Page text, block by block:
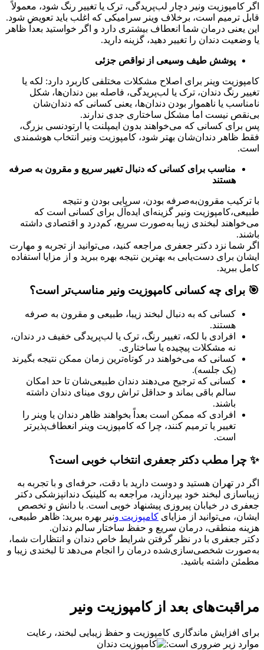
اگر کامپوزیت ونیر دچار لب‌پریدگی، ترک یا تغییر رنگ شود، معمولاً
قابل ترمیم است، برخلاف وینر سرامیکی که اغلب باید تعویض شود.
این یعنی درمان شما انعطاف بیشتری دارد و اگر خواستید بعداً ظاهر
یا وضعیت دندان را تغییر دهید، گزینه دارید.
پوشش طیف وسیعی از نواقص جزئی
کامپوزیت وینر برای اصلاح مشکلات مختلفی کاربرد دارد: لکه یا
تغییر رنگ دندان، ترک یا لب‌پریدگی، فاصله بین دندان‌ها، شکل
نامناسب یا ناهموار بودن دندان‌ها، یعنی کسانی که دندان‌شان
بی‌نقص نیست اما مشکل ساختاری جدی ندارند.
پس برای کسانی که می‌خواهند بدون ایمپلنت یا ارتودنسی بزرگ،
فقط ظاهر دندان‌شان بهتر شود، کامپوزیت ونیر انتخاب هوشمندی
است.
مناسب برای کسانی که دنبال تغییر سریع و مقرون به صرفه
هستند
با ترکیب مقرون‌به‌صرفه بودن، سرپایی بودن و نتیجه
طبیعی،کامپوزیت ونیر گزینه‌ای ایده‌آل برای کسانی است که
می‌خواهند لبخندی زیبا به‌صورت سریع، کم‌درد و اقتصادی داشته
باشند.
اگر شما نزد دکتر جعفری مراجعه کنید، می‌توانید از تجربه و مهارت
ایشان برای دست‌یابی به بهترین نتیجه بهره ببرید و از مزایا استفاده
کامل ببرید.
🎯 برای چه کسانی کامپوزیت ونیر مناسب‌تر است؟
کسانی که به دنبال لبخند زیبا، طبیعی و مقرون به صرفه
هستند.
افرادی با لکه، تغییر رنگ، ترک یا لب‌پریدگی خفیف در دندان،
نه مشکلات پیچیده یا ساختاری.
کسانی که می‌خواهند در کوتاه‌ترین زمان ممکن نتیجه بگیرند
(یک جلسه).
کسانی که ترجیح می‌دهند دندان طبیعی‌شان تا حد امکان
سالم باقی بماند و حداقل تراش روی مینای دندان داشته
باشند.
افرادی که ممکن است بعداً بخواهند ظاهر دندان یا وینر را
تغییر یا ترمیم کنند، چرا که کامپوزیت وینر انعطاف‌پذیرتر
است.
✨ چرا مطب دکتر جعفری انتخاب خوبی است؟
اگر در تهران هستید و دوست دارید با دقت، حرفه‌ای و با تجربه به
زیباسازی لبخند خود بپردازید، مراجعه به کلینیک دندانپزشکی دکتر
جعفری در خیابان پیروزی پیشنهاد خوبی است. با دانش و تخصص
ایشان، می‌توانید از مزایای کامپوزیت ونیر بهره ببرید: ظاهر طبیعی،
هزینه منطقی، درمان سریع و حفظ ساختار سالم دندان.
دکتر جعفری با در نظر گرفتن شرایط خاص دندان و انتظارات شما،
به‌صورت شخصی‌سازی‌شده درمان را انجام می‌دهد تا لبخندی زیبا و
مطمئن داشته باشید.
مراقبت‌های بعد از کامپوزیت ونیر
برای افزایش ماندگاری کامپوزیت و حفظ زیبایی لبخند، رعایت
موارد زیر ضروری است: